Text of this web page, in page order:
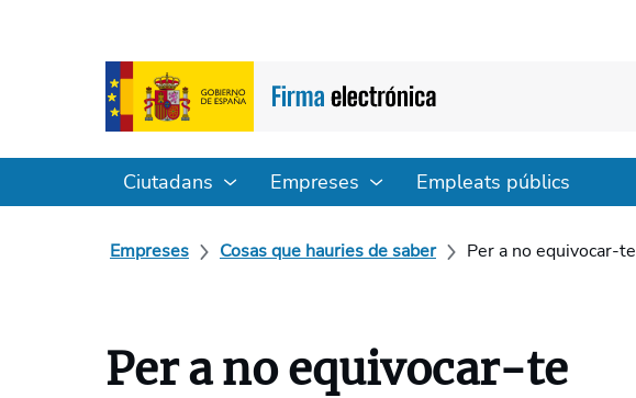
Ciutadans Empreses Empleats públics
Empreses Cosas que hauries de saber Per a no equivocar-te
Per a no equivocar-te